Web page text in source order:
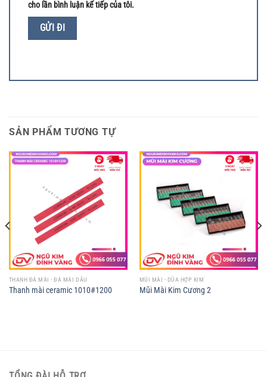
cho lần bình luận kế tiếp của tôi.
SẢN PHẨM TƯƠNG TỰ
THANH ĐÁ MÀI - ĐÁ MÀI DẦU
Thanh mài ceramic 1010#1200
MŨI MÀI - DŨA HỢP KIM
Mũi Mài Kim Cương 2